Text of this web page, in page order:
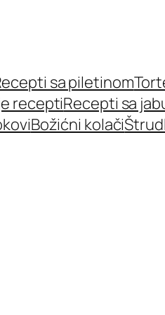
sa piletinom
receptiRecepti sa
Božićni kolači